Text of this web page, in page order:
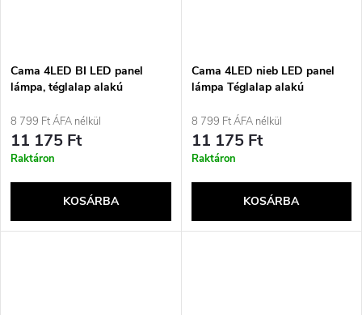
Cama 4LED BI LED panel
lámpa, téglalap alakú
8 799 Ft ÁFA nélkül
11 175 Ft
Raktáron
KOSÁRBA
Cama 4LED nieb LED panel
lámpa Téglalap alakú
8 799 Ft ÁFA nélkül
11 175 Ft
Raktáron
KOSÁRBA